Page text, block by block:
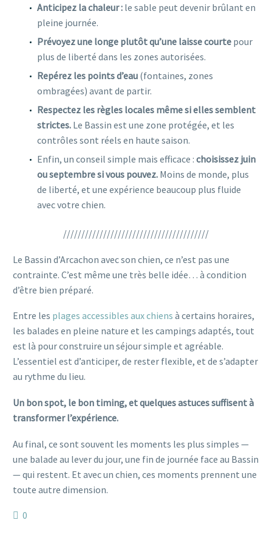
Anticipez la chaleur : le sable peut devenir brûlant en
pleine journée.
Prévoyez une longe plutôt qu’une laisse courte pour
plus de liberté dans les zones autorisées.
Repérez les points d’eau (fontaines, zones
ombragées) avant de partir.
Respectez les règles locales même si elles semblent
strictes. Le Bassin est une zone protégée, et les
contrôles sont réels en haute saison.
Enfin, un conseil simple mais efficace : choisissez juin
ou septembre si vous pouvez. Moins de monde, plus
de liberté, et une expérience beaucoup plus fluide
avec votre chien.
////////////////////////////////////////
Le Bassin d’Arcachon avec son chien, ce n’est pas une
contrainte. C’est même une très belle idée… à condition
d’être bien préparé.
Entre les plages accessibles aux chiens à certains horaires,
les balades en pleine nature et les campings adaptés, tout
est là pour construire un séjour simple et agréable.
L’essentiel est d’anticiper, de rester flexible, et de s’adapter
au rythme du lieu.
Un bon spot, le bon timing, et quelques astuces suffisent à
transformer l’expérience.
Au final, ce sont souvent les moments les plus simples —
une balade au lever du jour, une fin de journée face au Bassin
— qui restent. Et avec un chien, ces moments prennent une
toute autre dimension.
0